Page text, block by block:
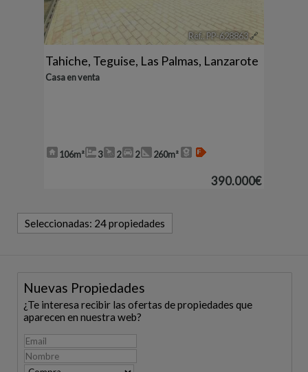
Ref.. PP-628863🔗
Tahiche, Teguise, Las Palmas, Lanzarote
Casa en venta
106m² 3 2 2 260m²
390.000€
Seleccionadas: 24 propiedades
Nuevas Propiedades
¿Te interesa recibir las ofertas de propiedades que
aparecen en nuestra web?